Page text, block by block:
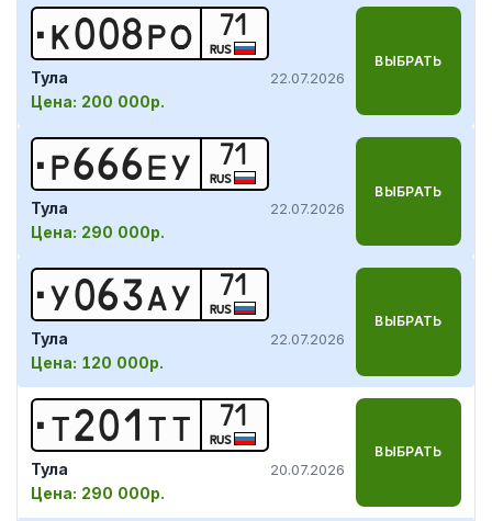
У063АУ 71
RUS
Тула 22.07.2026
Цена: 120 000р.
ВЫБРАТЬ
Т201 ТТ 71
RUS
Тула 20.07.2026
Цена: 290 000р.
ВЫБРАТЬ
К008РО 71
RUS
Тула 22.07.2026
Цена: 200 000р.
ВЫБРАТЬ
Р666ЕУ 71
RUS
Тула 22.07.2026
Цена: 290 000р.
ВЫБРАТЬ